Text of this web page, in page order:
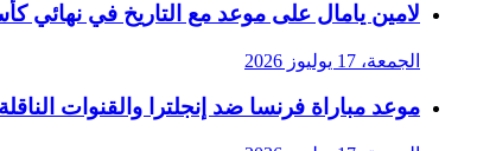
لامين يامال على موعد مع التاريخ في نهائي كأس
الجمعة، 17 يوليوز 2026
موعد مباراة فرنسا ضد إنجلترا والقنوات الناقلة